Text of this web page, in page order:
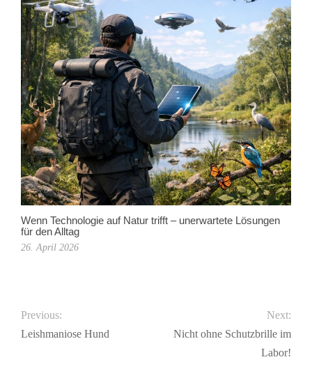
Wenn Technologie auf Natur trifft – unerwartete Lösungen
für den Alltag
26. April 2026
Previous:
Leishmaniose Hund
Next:
Nicht ohne Schutzbrille im
Labor!